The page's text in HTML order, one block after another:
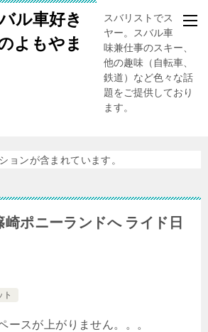
ル車好き
よもやま
スバリストでスキー
ヤー。スバル車、趣
味兼仕事のスキー、
他の趣味（自転車、
鉄道）など色々な話
題をご提供しており
ます。
ョンが含まれています。
ポニーランドへ ライド日
ト
ースが上がりません。。。